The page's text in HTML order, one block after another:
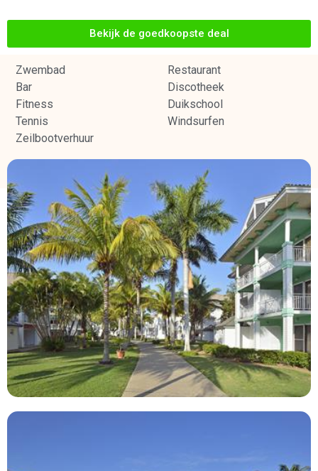
Bekijk de goedkoopste deal
Zwembad
Restaurant
Bar
Discotheek
Fitness
Duikschool
Tennis
Windsurfen
Zeilbootverhuur